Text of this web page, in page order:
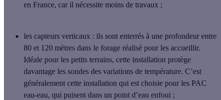
en France, car il nécessite moins de travaux ;
les capteurs verticaux : ils sont enterrés à une profondeur entre
80 et 120 mètres dans le forage réalisé pour les accueillir.
Idéale pour les petits terrains, cette installation protège
davantage les sondes des variations de température. C’est
généralement cette installation qui est choisie pour les PAC
eau-eau, qui puisent dans un point d’eau enfoui ;